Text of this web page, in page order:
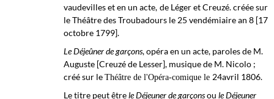
vaudevilles et en un acte, de Léger et Creuzé. créée sur
le Théâtre des Troubadours le 25 vendémiaire an 8 [17
octobre 1799].
Le Déjeûner de garçons, opéra en un acte, paroles de M.
Auguste [Creuzé de Lesser], musique de M. Nicolo ;
créé sur le Théâtre de l'Opéra-comique le 24avril 1806.
Le titre peut êtrele Déjeuner de garçonsou le Déjeuner